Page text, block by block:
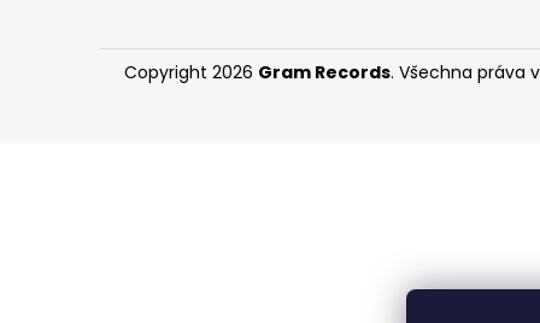
Copyright 2026 Gram Records. Všechna práva